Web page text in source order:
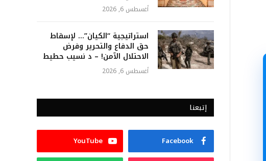
أغسطس 6, 2026
استراتيجية “الكيان”… لإسقاط
حق الدفاع والتحرير وفرض
الاحتلال الآمن! – د نسيب حطيط
أغسطس 6, 2026
إتبعنا
Facebook
YouTube